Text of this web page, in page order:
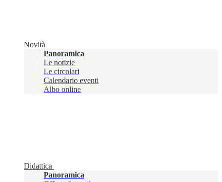
Novità
Panoramica
Le notizie
Le circolari
Calendario eventi
Albo online
Didattica
Panoramica